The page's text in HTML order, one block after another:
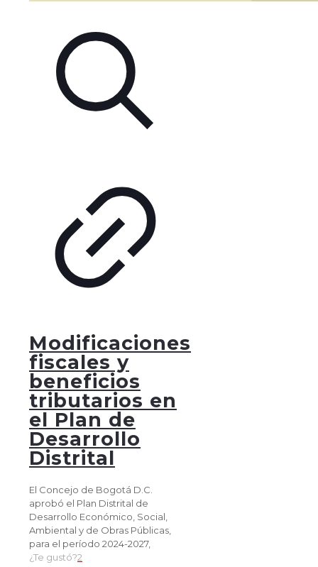
Modificaciones
fiscales y
beneficios
tributarios en
el Plan de
Desarrollo
Distrital
El Concejo de Bogotá D.C.
aprobó el Plan Distrital de
Desarrollo Económico, Social,
Ambiental y de Obras Públicas,
para el período 2024-2027,
¿Te gustó?2